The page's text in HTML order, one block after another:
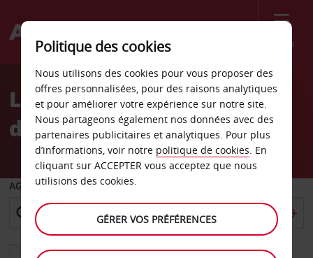
Menu
Welcome
AvisLocation de voiture Gare
de Coimbra
AGENCE DE DÉPART
Sélectionnez une autre agence de retour
Politique des cookies
Nous utilisons des cookies pour vous proposer des
offres personnalisées, pour des raisons analytiques
et pour améliorer votre expérience sur notre site.
Nous partageons également nos données avec des
partenaires publicitaires et analytiques. Pour plus
d’informations, voir notre politique de cookies. En
cliquant sur ACCEPTER vous acceptez que nous
utilisions des cookies.
GÉRER VOS PRÉFÉRENCES